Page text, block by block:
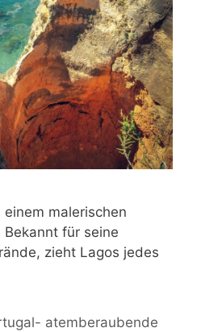
malerischen
für seine
zieht Lagos jedes
atemberaubende